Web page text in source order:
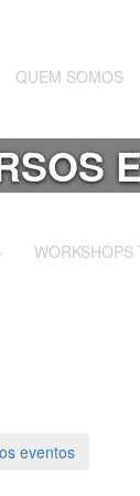
QUEM SOMOS
WORKSHOPS